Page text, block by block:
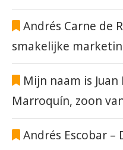
Andrés Carne de
smakelijke
Mijn naam is
Marroquín, zoon
Andrés Escobar –